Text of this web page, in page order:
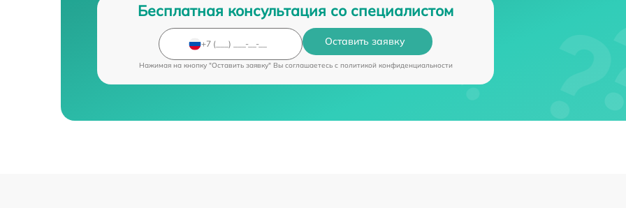
Бесплатная консультация со специалистом
Оставить заявку
Нажимая на кнопку "Оставить заявку" Вы соглашаетесь c политикой конфиденциальности